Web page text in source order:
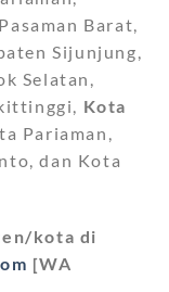
Barat,
Sijunjung,
Selatan,
Kota
Pariaman,
dan Kota
kota di
[WA